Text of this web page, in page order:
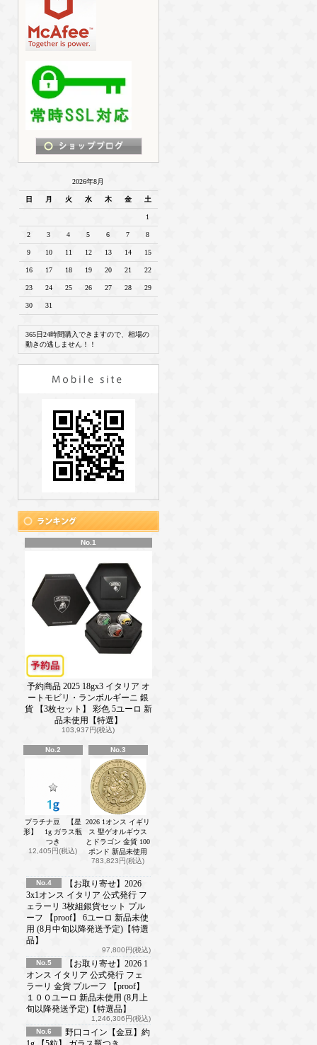
2026年8月
日 月 火 水 木 金 土
1
2 3 4 5 6 7 8
9 10 11 12 13 14 15
16 17 18 19 20 21 22
23 24 25 26 27 28 29
30 31
365日24時間購入できますので、相場の
動きの逃しません！！
No.1
予約商品 2025 18gx3 イタリア オ
ートモビリ・ランボルギーニ 銀
貨 【3枚セット】 彩色 5ユーロ 新
品未使用【特選】
103,937円(税込)
No.2
プラチナ豆 【星
形】 1g ガラス瓶
つき
12,405円(税込)
No.3
2026 1オンス イギリ
ス 聖ゲオルギウス
とドラゴン 金貨 100
ポンド 新品未使用
783,823円(税込)
No.4
【お取り寄せ】2026
3x1オンス イタリア 公式発行 フ
ェラーリ 3枚組銀貨セット プル
ーフ 【proof】 6ユーロ 新品未使
用 (8月中旬以降発送予定)【特選
品】
97,800円(税込)
No.5
【お取り寄せ】2026 1
オンス イタリア 公式発行 フェ
ラーリ 金貨 プルーフ 【proof】
１００ユーロ 新品未使用 (8月上
旬以降発送予定)【特選品】
1,246,306円(税込)
No.6
野口コイン【金豆】約